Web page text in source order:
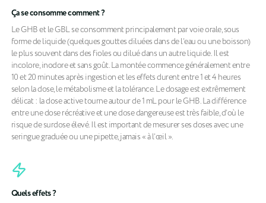
Ça se consomme comment ?
Le GHB et le GBL se consomment principalement par voie orale, sous
forme de liquide (quelques gouttes diluées dans de l’eau ou une boisson)
le plus souvent dans des fioles ou dilué dans un autre liquide. Il est
incolore, inodore et sans goût. La montée commence généralement entre
10 et 20 minutes après ingestion et les effets durent entre 1 et 4 heures
selon la dose, le métabolisme et la tolérance. Le dosage est extrêmement
délicat : la dose active tourne autour de 1 mL pour le GHB. La différence
entre une dose récréative et une dose dangereuse est très faible, d’où le
risque de surdose élevé. Il est important de mesurer ses doses avec une
seringue graduée ou une pipette, jamais « à l’œil ».
Quels effets ?